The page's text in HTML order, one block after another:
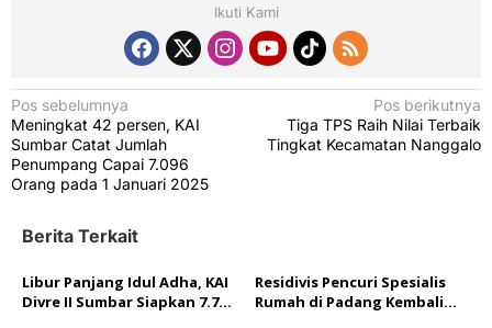
Ikuti Kami
N
a
v
i
g
s
Pos sebelumnya
Meningkat 42 persen, KAI
Sumbar Catat Jumlah
Penumpang Capai 7.096
Orang pada 1 Januari 2025
Pos berikutnya
Tiga TPS Raih Nilai Terbaik
Tingkat Kecamatan Nanggalo
Berita Terkait
Libur Panjang Idul Adha, KAI
Divre II Sumbar Siapkan 7.792
Residivis Pencuri Spesialis
Rumah di Padang Kembali